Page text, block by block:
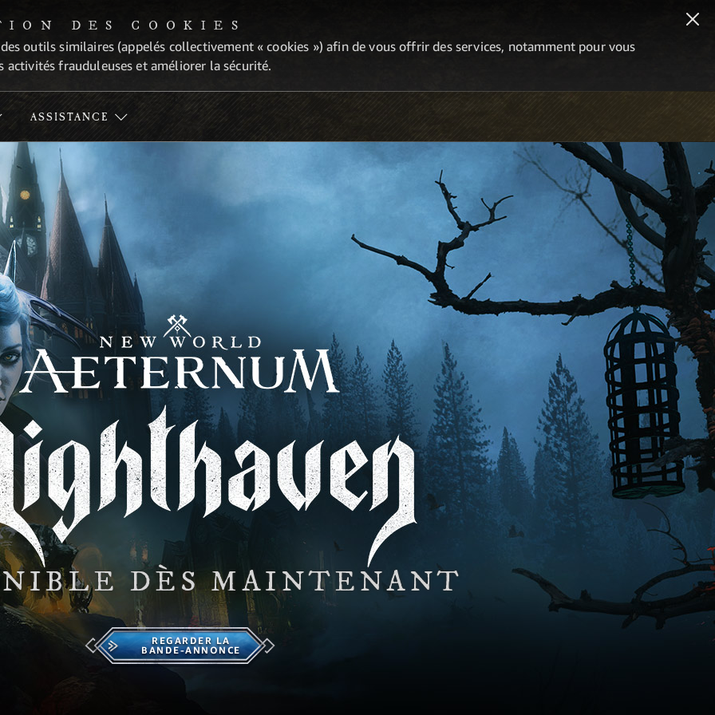
DES COOKIES
outils similaires (appelés collectivement « cookies ») afin de vous offrir des services, notamment pour vous
frauduleuses et améliorer la sécurité.
ASSISTANCE
DÈS MAINTENANT
REGARDER LA
BANDE-ANNONCE